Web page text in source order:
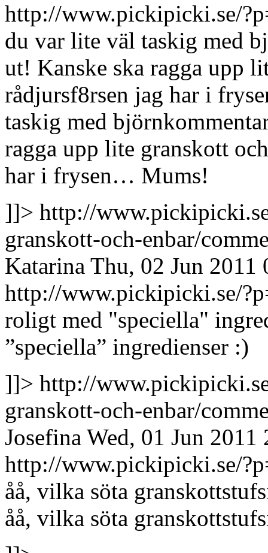
http://www.pickipicki.se/
du var lite väl taskig med
ut! Kanske ska ragga upp
rådjursf8rsen jag har i
taskig med
ragga upp lite granskott
har i frysen… Mums!
]]> http://
granskott-och-enbar/
Katarina Thu, 02 Jun 2011
http://www.pickipicki.se/
roligt med "speciella"
”speciella” ingredienser :)
]]> http://
granskott-och-enbar/
Josefina Wed, 01 Jun
http://www.pickipicki.se/
åå, vilka söta
åå, vilka söta